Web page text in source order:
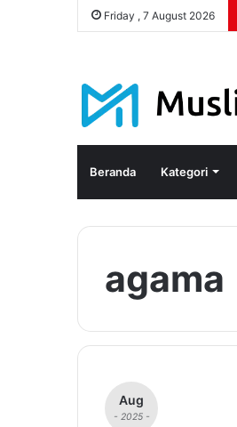
Friday , 7 August 2026
Beranda Kategori
agama
Aug
- 2025 -